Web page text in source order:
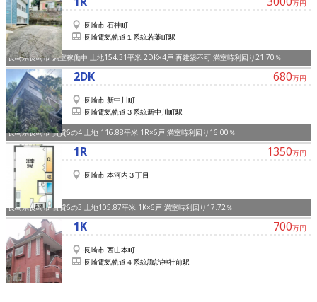
万円
長崎市 石神町
長崎電気軌道１系統若葉町駅
長崎県長崎市 満室稼働中 土地154.31平米 2DK×4戸 再建築不可 満室時利回り21.70％
680万円
2DK
長崎市 新中川町
長崎電気軌道３系統新中川町駅
長崎県長崎市 賃貸6の4 土地 116.88平米 1R×6戸 満室時利回り16.00％
1350万円
1R
長崎市 本河内３丁目
長崎県長崎市 賃貸6の3 土地105.87平米 1K×6戸 満室時利回り17.72％
700万円
1K
長崎市 西山本町
長崎電気軌道４系統諏訪神社前駅